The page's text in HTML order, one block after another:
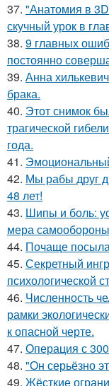
37. "Анатомия в
скучный урок в
38. 9 главных
постоянно
39. Анна
брака.
40. Этот снимок
трагической
года.
41.
42. Мы рабы друг
48 лет!
43. Шипы и боль:
мера
44. Почаще
45. Секретный
психологической
46. Численность
рамки
к опасной черте.
47. Операция с
48. "Он серьёзно
49. Жёсткие